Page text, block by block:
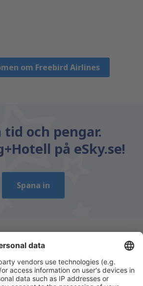
om Freebird Airlines
tid och pengar.
på eSky.se!
Spana in